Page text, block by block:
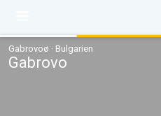
Gabrovoø · Bulgarien
Gabrovo